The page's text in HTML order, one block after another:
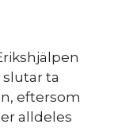
ta
eftersom
alldeles